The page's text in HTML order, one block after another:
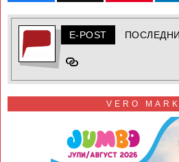
E-POST
VERO